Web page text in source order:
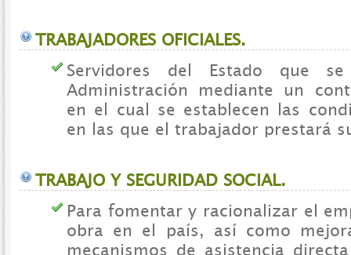
TRABAJADORES OFICIALES.
Servidores del Estado que
Administración mediante un
en el cual se establecen las
en las que el trabajador prestará
TRABAJO Y SEGURIDAD SOCIAL.
Para fomentar y racionalizar el
obra en el país, así como
mecanismos de asistencia